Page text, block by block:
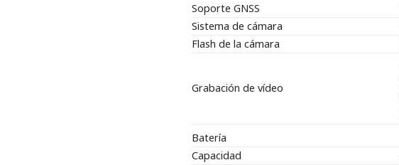
Soporte GNSS
Sistema de cámara
Flash de la cámara
Grabación de vídeo
Batería
Capacidad